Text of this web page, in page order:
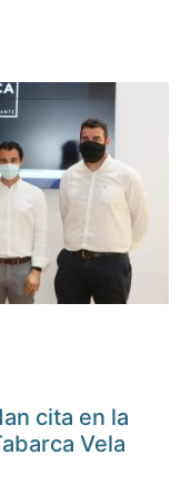
cita en la
Vela